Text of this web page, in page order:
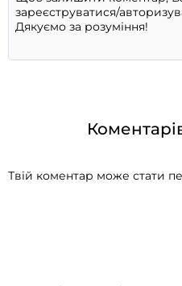
Твій коментар може стати